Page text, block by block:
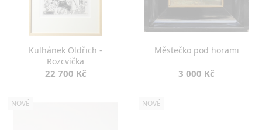
Kulhánek Oldřich -
Rozcvička
22 700 Kč
Městečko pod horami
3 000 Kč
NOVÉ NOVÉ